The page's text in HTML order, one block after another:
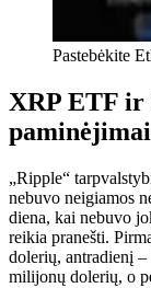
Pastebėkite
XRP ETF
paminėjimai
„Ripple“
nebuvo neigiamos
diena, kai nebuvo
reikia pranešti.
dolerių, antradienį
milijonų dolerių, o